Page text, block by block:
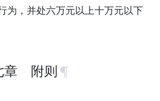
为，并处六万元以上十万元以下
章 附则